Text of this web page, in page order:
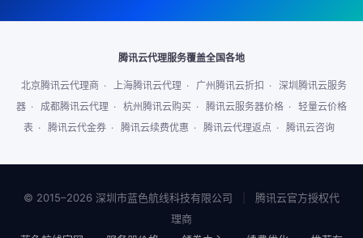
腾讯云代理服务覆盖全国各地
北京腾讯云代理商 · 上海腾讯云代理 · 广州腾讯云折扣 · 深圳腾讯云服务
器 · 成都腾讯云代理 · 杭州腾讯云购买 · 腾讯云服务器价格 · 轻量云价格
表 · 腾讯云代金券 · 腾讯云续费优惠 · 腾讯云代理返点 · 腾讯云咨询
© 2015–2026 深圳市蓝色航线科技有限公司
腾讯云官方授权代
理商